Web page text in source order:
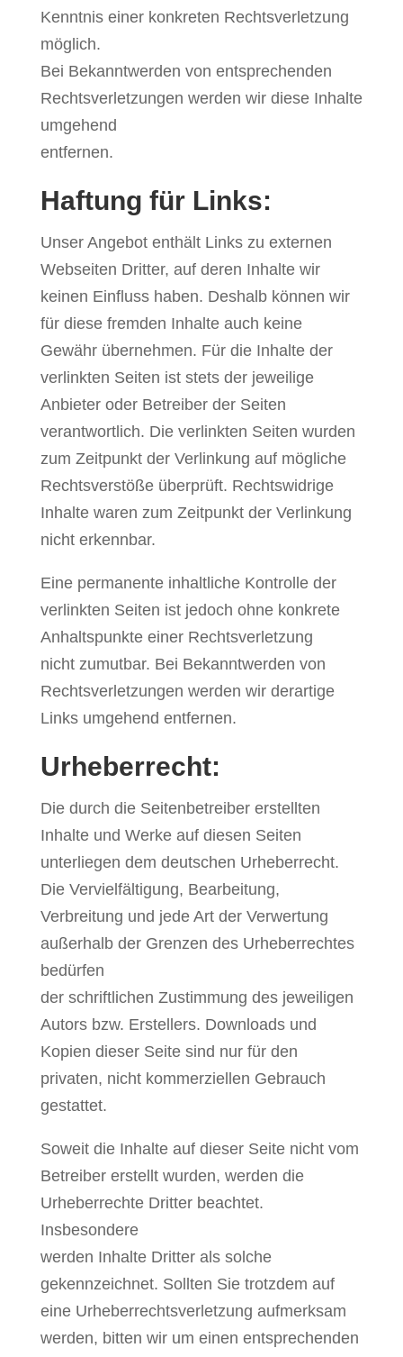
Kenntnis einer konkreten Rechtsverletzung
möglich.
Bei Bekanntwerden von entsprechenden
Rechtsverletzungen werden wir diese Inhalte
umgehend
entfernen.
Haftung für Links:
Unser Angebot enthält Links zu externen
Webseiten Dritter, auf deren Inhalte wir
keinen Einfluss haben. Deshalb können wir
für diese fremden Inhalte auch keine
Gewähr übernehmen. Für die Inhalte der
verlinkten Seiten ist stets der jeweilige
Anbieter oder Betreiber der Seiten
verantwortlich. Die verlinkten Seiten wurden
zum Zeitpunkt der Verlinkung auf mögliche
Rechtsverstöße überprüft. Rechtswidrige
Inhalte waren zum Zeitpunkt der Verlinkung
nicht erkennbar.
Eine permanente inhaltliche Kontrolle der
verlinkten Seiten ist jedoch ohne konkrete
Anhaltspunkte einer Rechtsverletzung
nicht zumutbar. Bei Bekanntwerden von
Rechtsverletzungen werden wir derartige
Links umgehend entfernen.
Urheberrecht:
Die durch die Seitenbetreiber erstellten
Inhalte und Werke auf diesen Seiten
unterliegen dem deutschen Urheberrecht.
Die Vervielfältigung, Bearbeitung,
Verbreitung und jede Art der Verwertung
außerhalb der Grenzen des Urheberrechtes
bedürfen
der schriftlichen Zustimmung des jeweiligen
Autors bzw. Erstellers. Downloads und
Kopien dieser Seite sind nur für den
privaten, nicht kommerziellen Gebrauch
gestattet.
Soweit die Inhalte auf dieser Seite nicht vom
Betreiber erstellt wurden, werden die
Urheberrechte Dritter beachtet.
Insbesondere
werden Inhalte Dritter als solche
gekennzeichnet. Sollten Sie trotzdem auf
eine Urheberrechtsverletzung aufmerksam
werden, bitten wir um einen entsprechenden